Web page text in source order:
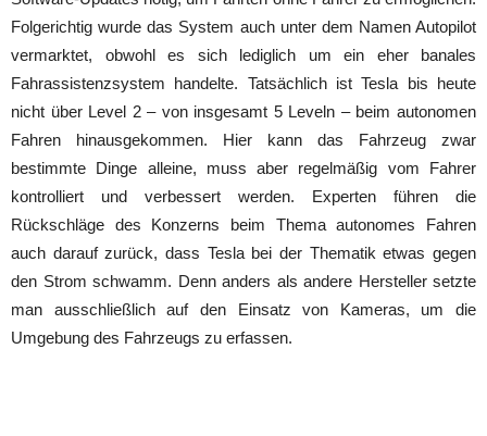
Folgerichtig wurde das System auch unter dem Namen Autopilot
vermarktet, obwohl es sich lediglich um ein eher banales
Fahrassistenzsystem handelte. Tatsächlich ist Tesla bis heute
nicht über Level 2 – von insgesamt 5 Leveln – beim autonomen
Fahren hinausgekommen. Hier kann das Fahrzeug zwar
bestimmte Dinge alleine, muss aber regelmäßig vom Fahrer
kontrolliert und verbessert werden. Experten führen die
Rückschläge des Konzerns beim Thema autonomes Fahren
auch darauf zurück, dass Tesla bei der Thematik etwas gegen
den Strom schwamm. Denn anders als andere Hersteller setzte
man ausschließlich auf den Einsatz von Kameras, um die
Umgebung des Fahrzeugs zu erfassen.